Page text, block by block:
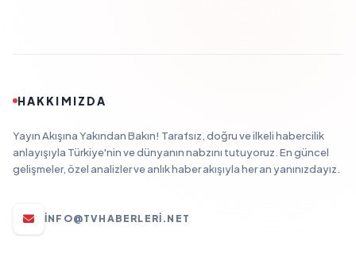
HAKKIMIZDA
Yayın Akışına Yakından Bakın! Tarafsız, doğru ve ilkeli habercilik
anlayışıyla Türkiye'nin ve dünyanın nabzını tutuyoruz. En güncel
gelişmeler, özel analizler ve anlık haber akışıyla her an yanınızdayız.
INFO@TVHABERLERI.NET